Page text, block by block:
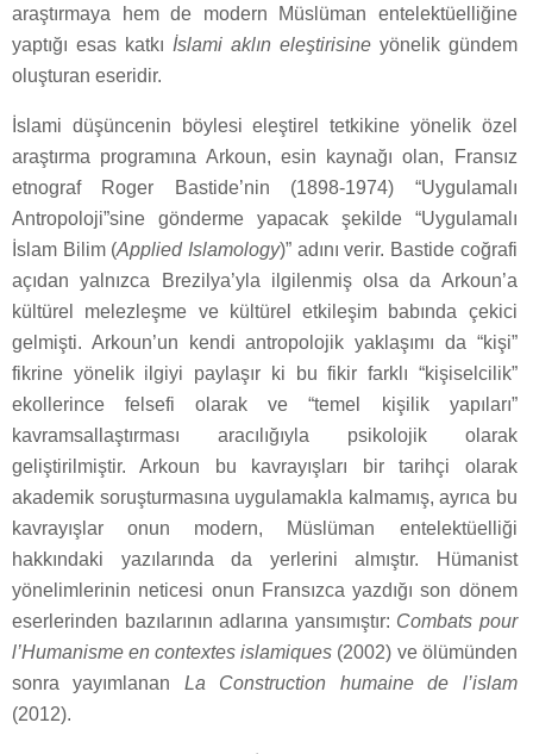
araştırmaya hem de modern Müslüman entelektüelliğine
yaptığı esas katkı İslami aklın eleştirisineyönelik gündem
oluşturan eseridir.
İslami düşüncenin böylesi eleştirel tetkikine yönelik özel
araştırma programına Arkoun, esin kaynağı olan, Fransız
etnograf Roger Bastide’nin (1898-1974) “Uygulamalı
Antropoloji”sine gönderme yapacak şekilde “Uygulamalı
İslam Bilim (Applied Islamology)” adını verir. Bastide coğrafi
açıdan yalnızca Brezilya’yla ilgilenmiş olsa da Arkoun’a
kültürel melezleşme ve kültürel etkileşim babında çekici
gelmişti. Arkoun’un kendi antropolojik yaklaşımı da “kişi”
fikrine yönelik ilgiyi paylaşır ki bu fikir farklı “kişiselcilik”
ekollerince felsefi olarak ve “temel kişilik yapıları”
kavramsallaştırması aracılığıyla psikolojik olarak
geliştirilmiştir. Arkoun bu kavrayışları bir tarihçi olarak
akademik soruşturmasına uygulamakla kalmamış, ayrıca bu
kavrayışlar onun modern, Müslüman entelektüelliği
hakkındaki yazılarında da yerlerini almıştır. Hümanist
yönelimlerinin neticesi onun Fransızca yazdığı son dönem
eserlerinden bazılarının adlarına yansımıştır: Combats pour
l’Humanisme en contextes islamiques (2002) ve ölümünden
sonra yayımlanan La Construction humaine de l’islam
(2012).